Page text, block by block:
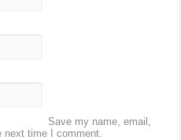
Save my name, email,
next time I comment.